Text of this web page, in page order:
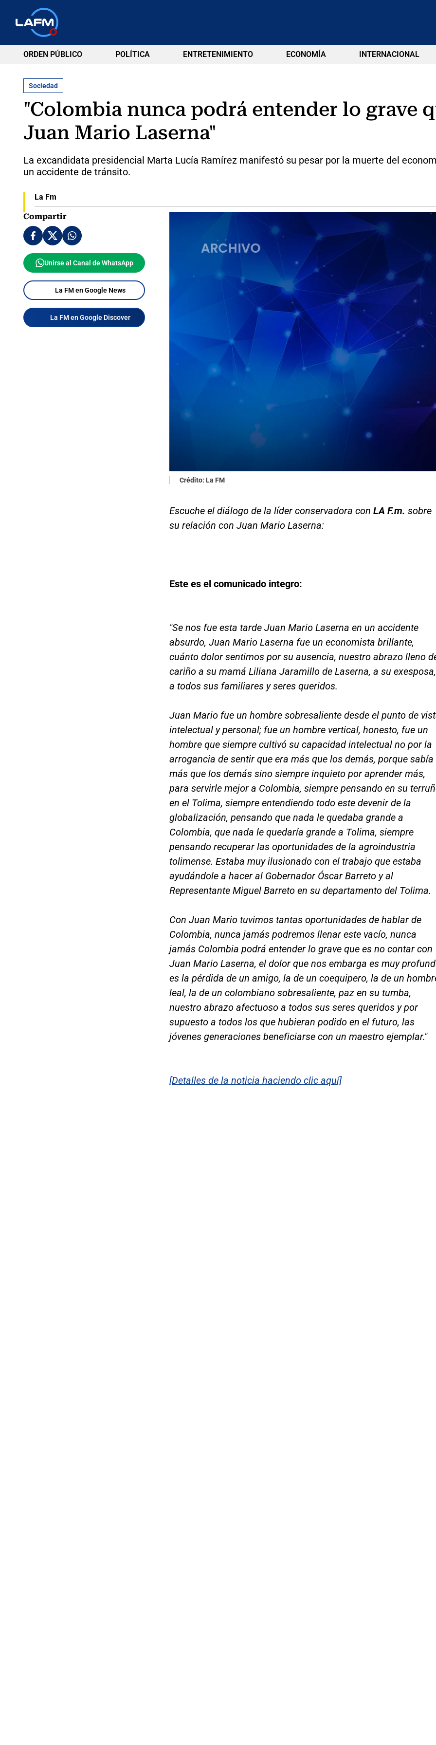
ORDEN PÚBLICO POLÍTICA ENTRETENIMIENTO ECONOMÍA INTERNACIONAL
Sociedad
"Colombia nunca podrá entender lo grave
Juan Mario Laserna"
La excandidata presidencial Marta Lucía Ramírez manifestó su pesar por la muerte del
un accidente de tránsito.
La Fm
Compartir
Unirse al Canal de WhatsApp
La FM en Google News
La FM en Google Discover
Crédito: La FM
Escuche el diálogo de la líder conservadora con LA F.m. sobre
su relación con Juan Mario Laserna:
Este es el comunicado integro:
"Se nos fue esta tarde Juan Mario Laserna en un accidente
absurdo, Juan Mario Laserna fue un economista brillante,
cuánto dolor sentimos por su ausencia, nuestro abrazo lleno
cariño a su mamá Liliana Jaramillo de Laserna, a su exesposa,
a todos sus familiares y seres queridos.
Juan Mario fue un hombre sobresaliente desde el punto de
intelectual y personal; fue un hombre vertical, honesto, fue un
hombre que siempre cultivó su capacidad intelectual no por la
arrogancia de sentir que era más que los demás, porque sabía
más que los demás sino siempre inquieto por aprender más,
para servirle mejor a Colombia, siempre pensando en su
en el Tolima, siempre entendiendo todo este devenir de la
globalización, pensando que nada le quedaba grande a
Colombia, que nada le quedaría grande a Tolima, siempre
pensando recuperar las oportunidades de la agroindustria
tolimense. Estaba muy ilusionado con el trabajo que estaba
ayudándole a hacer al Gobernador Óscar Barreto y al
Representante Miguel Barreto en su departamento del Tolima.
Con Juan Mario tuvimos tantas oportunidades de hablar de
Colombia, nunca jamás podremos llenar este vacío, nunca
jamás Colombia podrá entender lo grave que es no contar con
Juan Mario Laserna, el dolor que nos embarga es muy
es la pérdida de un amigo, la de un coequipero, la de un
leal, la de un colombiano sobresaliente, paz en su tumba,
nuestro abrazo afectuoso a todos sus seres queridos y por
supuesto a todos los que hubieran podido en el futuro, las
jóvenes generaciones beneficiarse con un maestro ejemplar."
[Detalles de la noticia haciendo clic aquí]